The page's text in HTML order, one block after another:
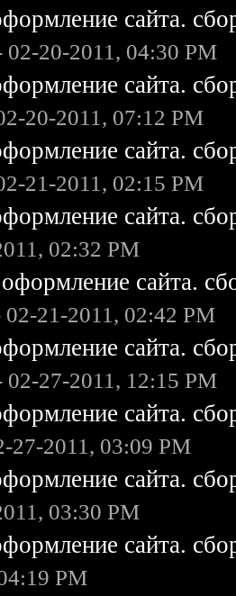
сайта.
02-20-2011, 04:30 PM
сайта.
20-2011, 07:12 PM
сайта.
21-2011, 02:15 PM
сайта.
02:32 PM
сайта.
02-21-2011, 02:42 PM
сайта.
02-27-2011, 12:15 PM
сайта.
27-2011, 03:09 PM
сайта.
03:30 PM
сайта.
PM